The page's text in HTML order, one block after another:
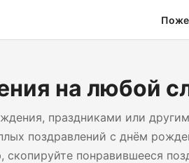
на любой
праздниками или
поздравлений с днём
понравившееся